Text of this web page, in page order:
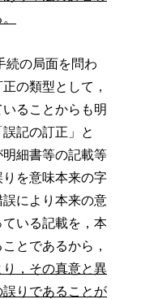
の局面を問わ
の類型として，
いることからも明
記の訂正」と
細書等の記載等
を意味本来の字
により本来の意
いる記載を，本
とであるから，
，その真意と異
りであることが